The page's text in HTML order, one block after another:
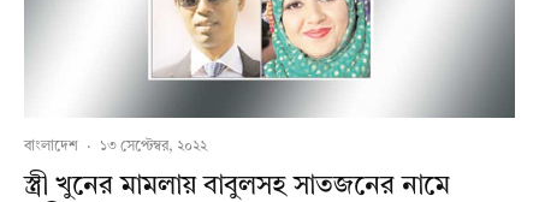
বাংলাদেশ · ১৩ সেপ্টেম্বর, ২০২২
স্ত্রী খুনের মামলায় বাবুলসহ সাতজনের নামে